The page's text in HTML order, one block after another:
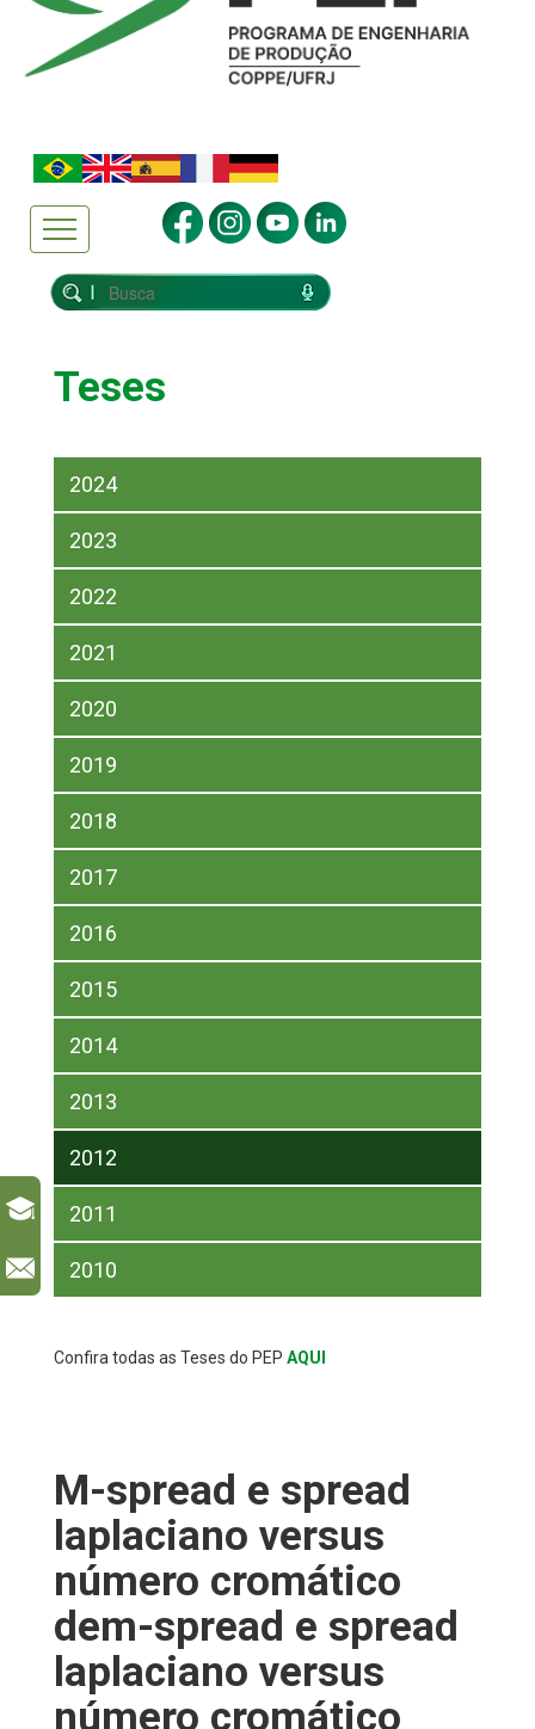
Teses
2024
2023
2022
2021
2020
2019
2018
2017
2016
2015
2014
2013
2012
2011
2010
Confira todas as Teses do PEP AQUI
M-spread e spread
laplaciano versus
número cromático
dem-spread e spread
laplaciano versus
número cromático